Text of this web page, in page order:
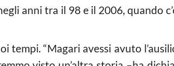
anni tra il 98 e il 2006, quando
tempi. “Magari avessi avuto